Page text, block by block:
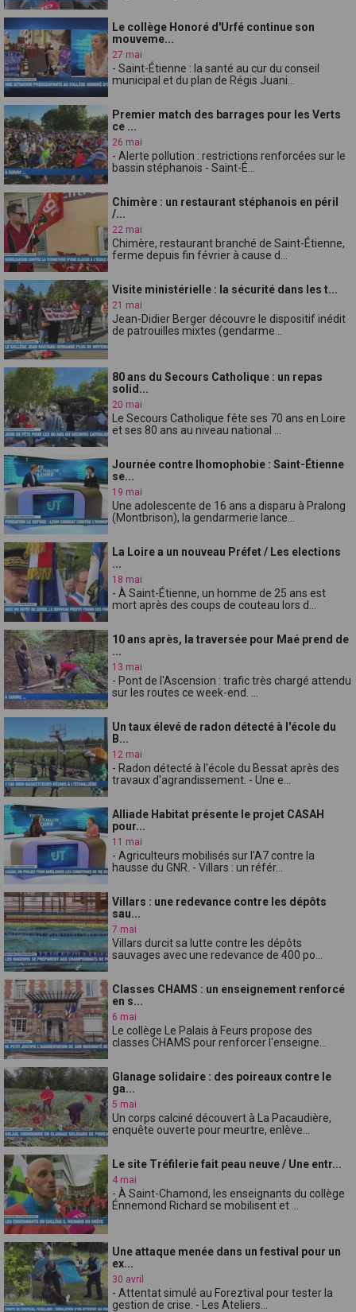
Le collège Honoré d'Urfé continue son
mouveme...
27 mai
- Saint-Étienne : la santé au cur du conseil
municipal et du plan de Régis Juani...
Premier match des barrages pour les Verts
ce ...
26 mai
- Alerte pollution : restrictions renforcées sur le
bassin stéphanois - Saint-É...
Chimère : un restaurant stéphanois en péril
/...
22 mai
Chimère, restaurant branché de Saint-Étienne,
ferme depuis fin février à cause d...
Visite ministérielle : la sécurité dans les t...
21 mai
Jean-Didier Berger découvre le dispositif inédit
de patrouilles mixtes (gendarme...
80 ans du Secours Catholique : un repas
solid...
20 mai
Le Secours Catholique fête ses 70 ans en Loire
et ses 80 ans au niveau national ...
Journée contre lhomophobie : Saint-Étienne
se...
19 mai
Une adolescente de 16 ans a disparu à Pralong
(Montbrison), la gendarmerie lance...
La Loire a un nouveau Préfet / Les elections
...
18 mai
- À Saint-Étienne, un homme de 25 ans est
mort après des coups de couteau lors d...
10 ans après, la traversée pour Maé prend de
...
13 mai
- Pont de l'Ascension : trafic très chargé attendu
sur les routes ce week-end. ...
Un taux élevé de radon détecté à l'école du
B...
12 mai
- Radon détecté à l'école du Bessat après des
travaux d'agrandissement. - Une e...
Alliade Habitat présente le projet CASAH
pour...
11 mai
- Agriculteurs mobilisés sur l'A7 contre la
hausse du GNR. - Villars : un référ...
Villars : une redevance contre les dépôts
sau...
7 mai
Villars durcit sa lutte contre les dépôts
sauvages avec une redevance de 400 po...
Classes CHAMS : un enseignement renforcé
en s...
6 mai
Le collège Le Palais à Feurs propose des
classes CHAMS pour renforcer l'enseigne...
Glanage solidaire : des poireaux contre le
ga...
5 mai
Un corps calciné découvert à La Pacaudière,
enquête ouverte pour meurtre, enlève...
Le site Tréfilerie fait peau neuve / Une entr...
4 mai
- À Saint-Chamond, les enseignants du collège
Énnemond Richard se mobilisent et ...
Une attaque menée dans un festival pour un
ex...
30 avril
- Attentat simulé au Foreztival pour tester la
gestion de crise. - Les Ateliers...